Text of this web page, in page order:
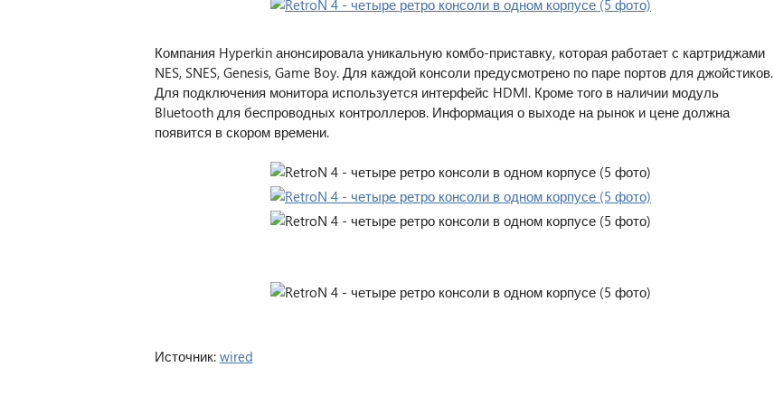
Компания Hyperkin анонсировала уникальную комбо-приставку, которая работает с картриджами
NES, SNES, Genesis, Game Boy. Для каждой консоли предусмотрено по паре портов для джойстиков.
Для подключения монитора используется интерфейс HDMI. Кроме того в наличии модуль
Bluetooth для беспроводных контроллеров. Информация о выходе на рынок и цене должна
появится в скором времени.
Источник: wired